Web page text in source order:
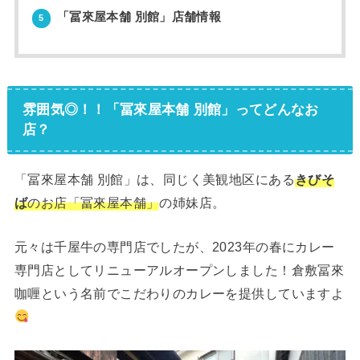
5 「冨來屋本舗 別館」店舗情報
雰囲気◎！！「冨來屋本舗 別館」ってどんなお
店？
「冨來屋本舗 別館」は、同じく美観地区にあるきびそ
ばのお店「冨來屋本舗」の姉妹店。
元々は千屋牛の専門店でしたが、2023年の春にカレー
専門店としてリニューアルオープンしました！倉敷冨來
咖喱という名前でこだわりのカレーを提供していますよ